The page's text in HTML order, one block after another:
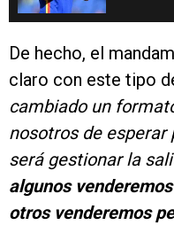
De hecho, el
claro con este tipo
cambiado un
nosotros de esperar
será gestionar la
algunos
otros venderemos